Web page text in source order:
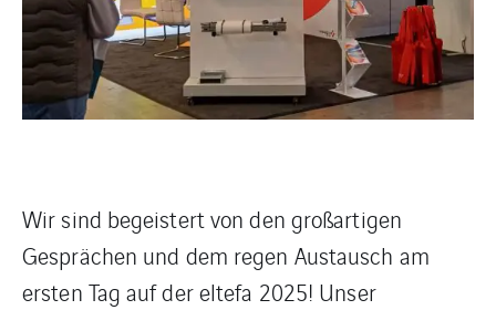
Wir sind begeistert von den großartigen
Gesprächen und dem regen Austausch am
ersten Tag auf der eltefa 2025! Unser